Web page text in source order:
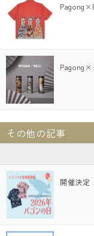
Pagong×
その他の記事
開催決定